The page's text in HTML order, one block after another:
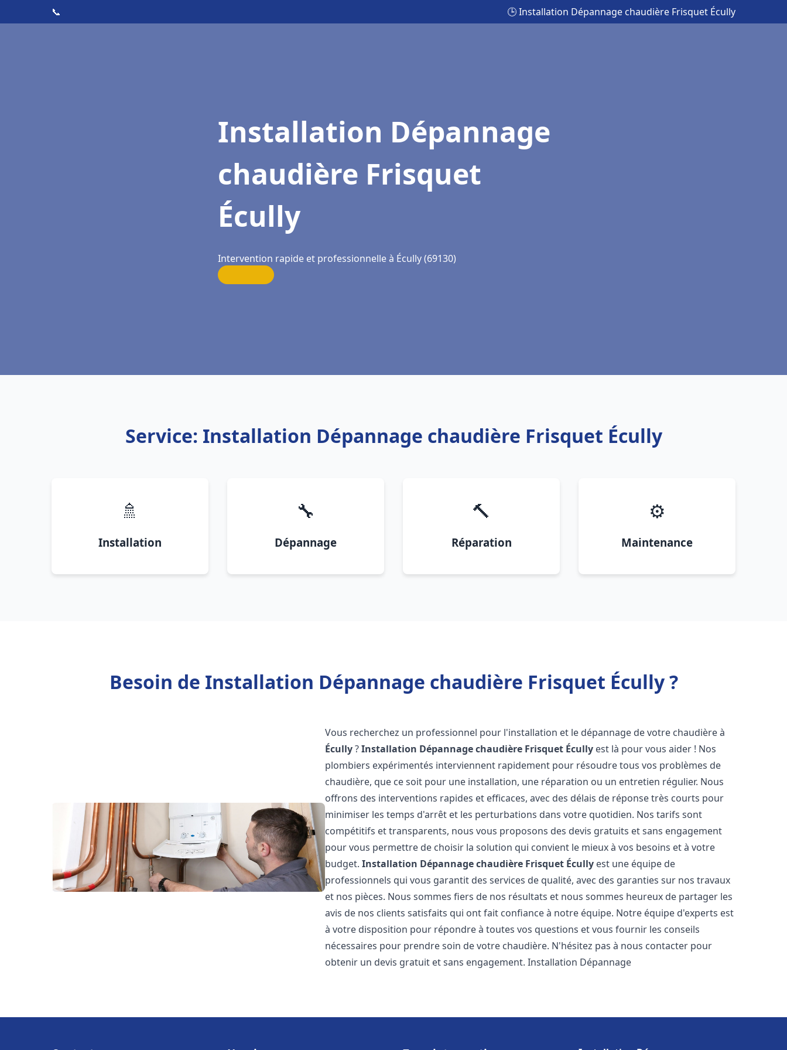
📞 🕒 Installation Dépannage chaudière Frisquet Écully
Installation Dépannage
chaudière Frisquet
Écully
Intervention rapide et professionnelle à Écully (69130)
Service: Installation Dépannage chaudière Frisquet Écully
🚿
Installation
🔧
Dépannage
🔨
Réparation
⚙️
Maintenance
Besoin de Installation Dépannage chaudière Frisquet Écully ?
Vous recherchez un professionnel pour l'installation et le dépannage de votre chaudière à
Écully?Installation Dépannage chaudière Frisquet Écully est là pour vous aider ! Nos
plombiers expérimentés interviennent rapidement pour résoudre tous vos problèmes de
chaudière, que ce soit pour une installation, une réparation ou un entretien régulier. Nous
offrons des interventions rapides et efficaces, avec des délais de réponse très courts pour
minimiser les temps d'arrêt et les perturbations dans votre quotidien. Nos tarifs sont
compétitifs et transparents, nous vous proposons des devis gratuits et sans engagement
pour vous permettre de choisir la solution qui convient le mieux à vos besoins et à votre
budget.Installation Dépannage chaudière Frisquet Écully est une équipe de
professionnels qui vous garantit des services de qualité, avec des garanties sur nos travaux
et nos pièces. Nous sommes fiers de nos résultats et nous sommes heureux de partager les
avis de nos clients satisfaits qui ont fait confiance à notre équipe. Notre équipe d'experts est
à votre disposition pour répondre à toutes vos questions et vous fournir les conseils
nécessaires pour prendre soin de votre chaudière. N'hésitez pas à nous contacter pour
obtenir un devis gratuit et sans engagement. Installation Dépannage